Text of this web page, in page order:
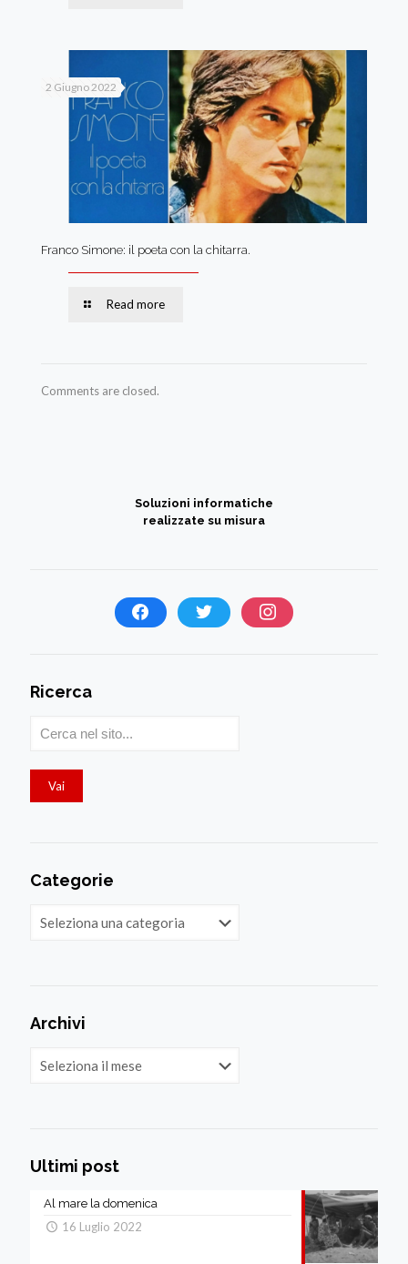
2 Giugno 2022
Franco Simone: il poeta con la chitarra.
Read more
Comments are closed.
Soluzioni informatiche
realizzate su misura
Ricerca
Categorie
Archivi
Ultimi post
Al mare la domenica
16 Luglio 2022